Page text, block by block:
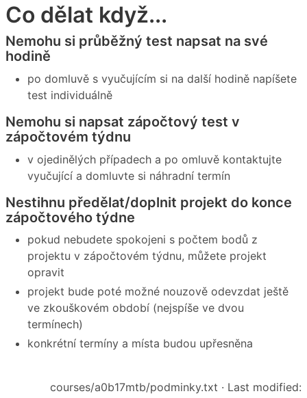
Co dělat když...
Nemohu si průběžný test napsat na své
hodině
po domluvě s vyučujícím si na další hodině napíšete
test individuálně
Nemohu si napsat zápočtový test v
zápočtovém týdnu
v ojedinělých případech a po omluvě kontaktujte
vyučující a domluvte si náhradní termín
Nestihnu předělat/doplnit projekt do konce
zápočtového týdne
pokud nebudete spokojeni s počtem bodů z
projektu v zápočtovém týdnu, můžete projekt
opravit
projekt bude poté možné nouzově odevzdat ještě
ve zkouškovém období (nejspíše ve dvou
termínech)
konkrétní termíny a místa budou upřesněna
courses/a0b17mtb/podminky.txt · Last modified: